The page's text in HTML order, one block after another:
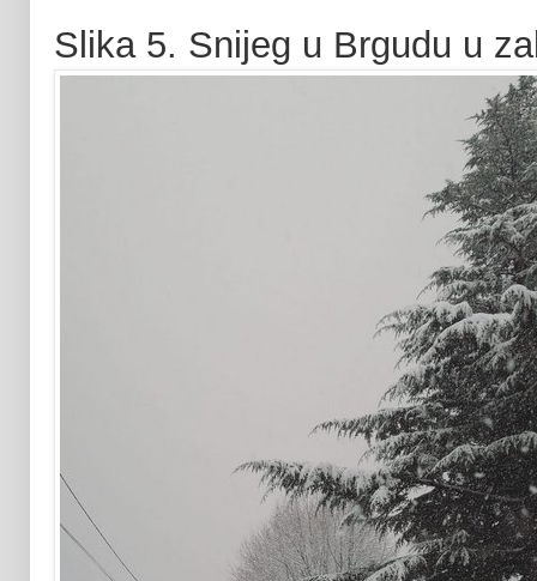
Slika 5. Snijeg u Brgudu u